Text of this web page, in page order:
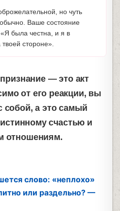
но чуть
Ваше состояние
была честна, и я в
стороне».
— это акт
от его реакции, вы
собой, а это самый
счастью и
отношениям.
слово: «неплохо»
или раздельно? —